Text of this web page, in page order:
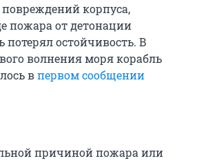
корпуса,
пожара от детонации
потерял остойчивость. В
волнения моря корабль
впервом сообщении
причиной пожара или